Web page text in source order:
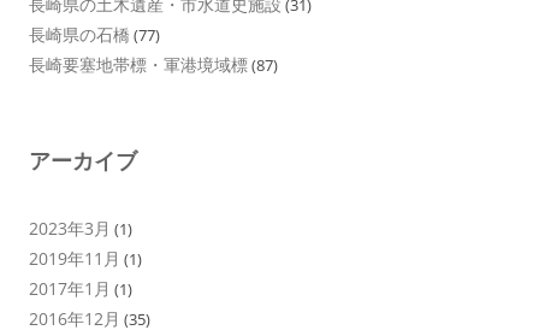
(31)
長崎県の石橋 (77)
長崎要塞地帯標・軍港境域標(87)
アーカイブ
2023年3月 (1)
2019年11月 (1)
2017年1月 (1)
2016年12月 (35)